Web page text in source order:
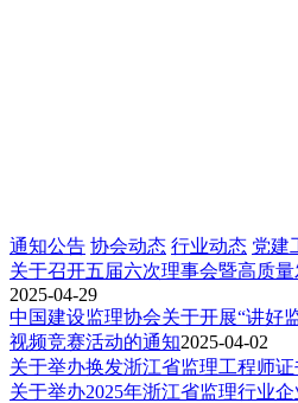
通知公告 协会动态 行业动态 党建
关于召开五届六次理事会暨高质
2025-04-29
中国建设监理协会关于开展“讲好
视频竞赛活动的通知2025-04-02
关于举办换发浙江省监理工程师
关于举办2025年浙江省监理行业